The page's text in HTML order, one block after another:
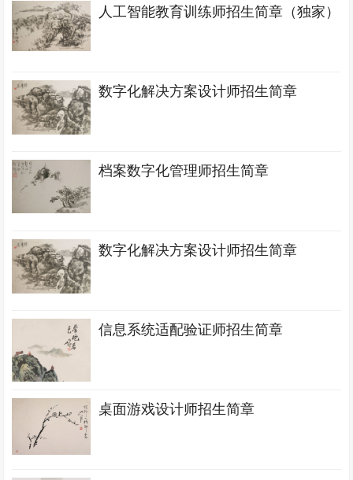
人工智能教育训练师招生简章（独家）
数字化解决方案设计师招生简章
档案数字化管理师招生简章
数字化解决方案设计师招生简章
信息系统适配验证师招生简章
桌面游戏设计师招生简章